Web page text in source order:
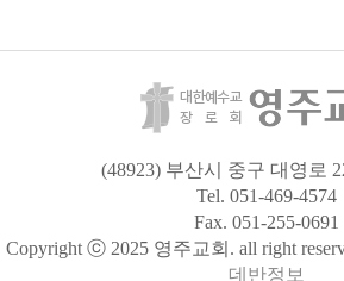
(48923) 부산시 중구 대영로
Tel. 051-469-4574
Fax. 051-255-0691
Copyright ⓒ 2025 영주교회. all right
데반정보